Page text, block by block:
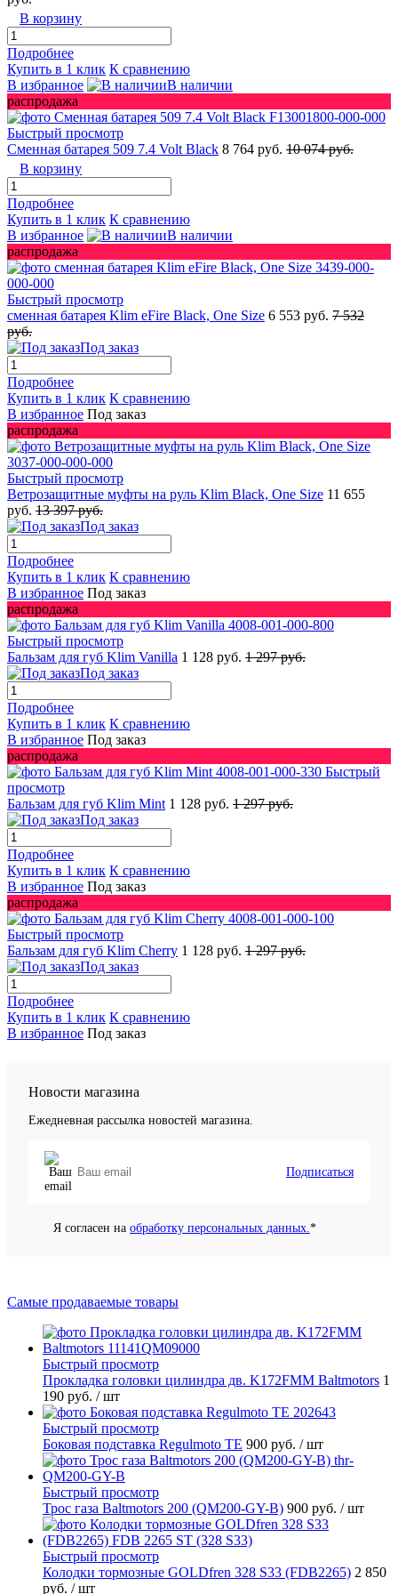
В корзину
Подробнее
Купить в 1 клик К сравнению
В избранное
В наличии
распродажа
Быстрый просмотр
Сменная батарея 509 7.4 Volt Black 8 764 руб. 10 074 руб.
В корзину
Подробнее
Купить в 1 клик К сравнению
В избранное
В наличии
распродажа
Быстрый просмотр
сменная батарея Klim eFire Black, One Size 6 553 руб. 7 532
руб.
Под заказ
Подробнее
Купить в 1 клик К сравнению
В избранное Под заказ
распродажа
Быстрый просмотр
Ветрозащитные муфты на руль Klim Black, One Size 11 655
руб. 13 397 руб.
Под заказ
Подробнее
Купить в 1 клик К сравнению
В избранное Под заказ
распродажа
Быстрый просмотр
Бальзам для губ Klim Vanilla 1 128 руб. 1 297 руб.
Под заказ
Подробнее
Купить в 1 клик К сравнению
В избранное Под заказ
распродажа
Быстрый
просмотр
Бальзам для губ Klim Mint 1 128 руб. 1 297 руб.
Под заказ
Подробнее
Купить в 1 клик К сравнению
В избранное Под заказ
распродажа
Быстрый просмотр
Бальзам для губ Klim Cherry 1 128 руб. 1 297 руб.
Под заказ
Подробнее
Купить в 1 клик К сравнению
В избранное Под заказ
Новости магазина
Ежедневная рассылка новостей магазина.
Подписаться
Я согласен на обработку персональных данных. *
Самые продаваемые товары
Быстрый просмотр
Прокладка головки цилиндра дв. K172FMM Baltmotors 1
190 руб. / шт
Быстрый просмотр
Боковая подставка Regulmoto TE 900 руб. / шт
Быстрый просмотр
Трос газа Baltmotors 200 (QM200-GY-B) 900 руб. / шт
Быстрый просмотр
Колодки тормозные GOLDfren 328 S33 (FDB2265) 2 850
руб. / шт